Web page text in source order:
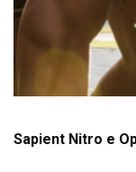
Sapient Nitro e